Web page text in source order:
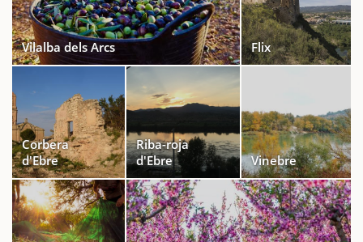
Vilalba dels Arcs Flix
Corbera
d'Ebre
Riba-roja
d'Ebre
Vinebre